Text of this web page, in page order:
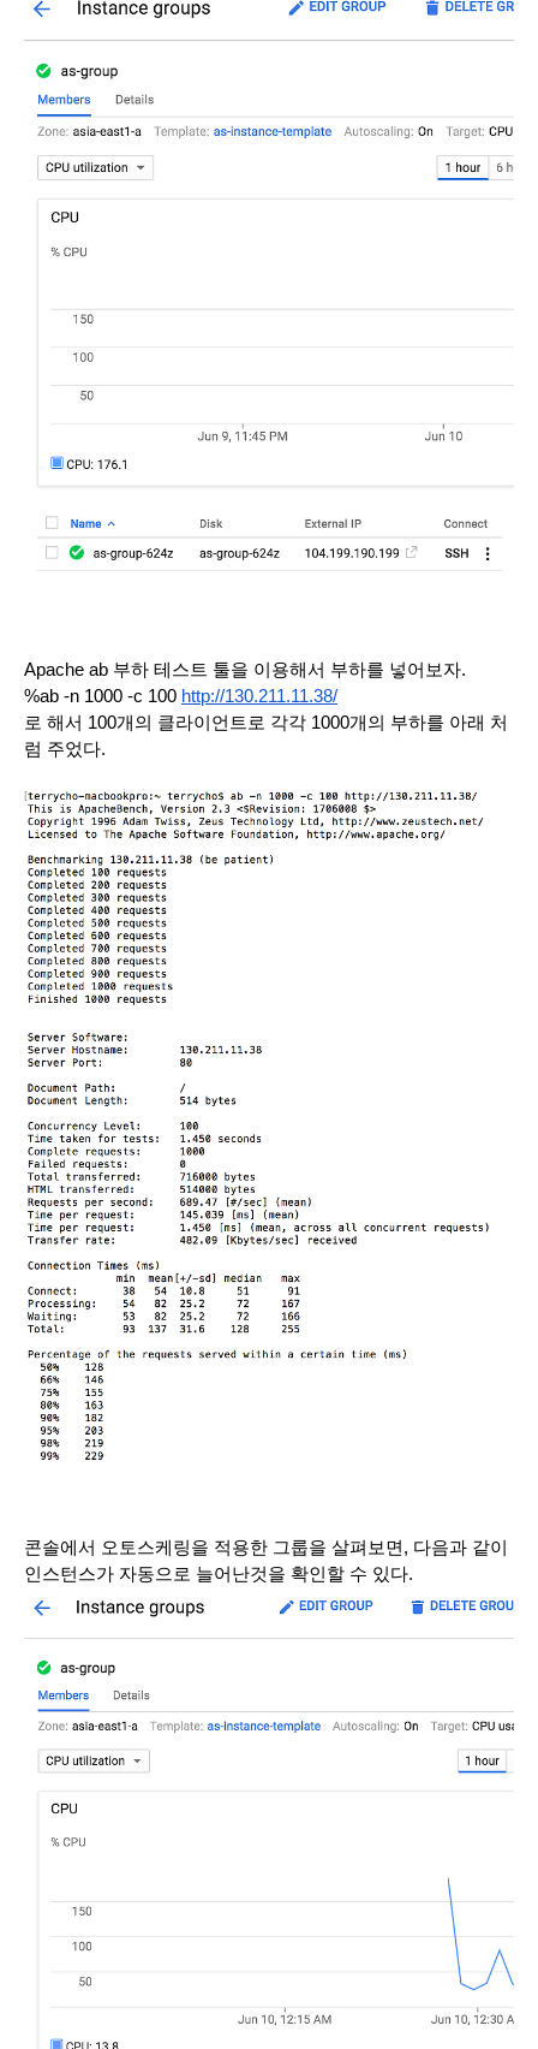
Apache ab 부하 테스트 툴을 이용해서 부하를 넣어보자.
%ab -n 1000 -c 100 http://130.211.11.38/
로 해서 100개의 클라이언트로 각각 1000개의 부하를 아래 처
럼 주었다.
콘솔에서 오토스케링을 적용한 그룹을 살펴보면, 다음과 같이
인스턴스가 자동으로 늘어난것을 확인할 수 있다.